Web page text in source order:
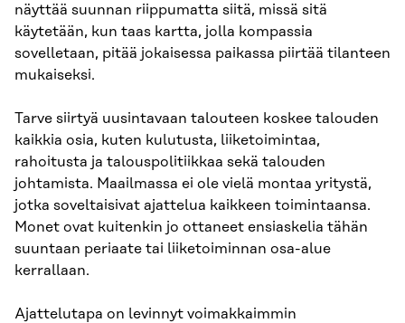
näyttää suunnan riippumatta siitä, missä sitä
käytetään, kun taas kartta, jolla kompassia
sovelletaan, pitää jokaisessa paikassa piirtää tilanteen
mukaiseksi.
Tarve siirtyä uusintavaan talouteen koskee talouden
kaikkia osia, kuten kulutusta, liiketoimintaa,
rahoitusta ja talouspolitiikkaa sekä talouden
johtamista. Maailmassa ei ole vielä montaa yritystä,
jotka soveltaisivat ajattelua kaikkeen toimintaansa.
Monet ovat kuitenkin jo ottaneet ensiaskelia tähän
suuntaan periaate tai liiketoiminnan osa-alue
kerrallaan.
Ajattelutapa on levinnyt voimakkaimmin